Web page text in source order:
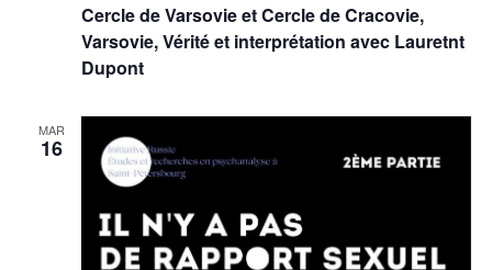
Cercle de Varsovie et Cercle de Cracovie,
Varsovie, Vérité et interprétation avec Lauretnt
Dupont
MAR
16